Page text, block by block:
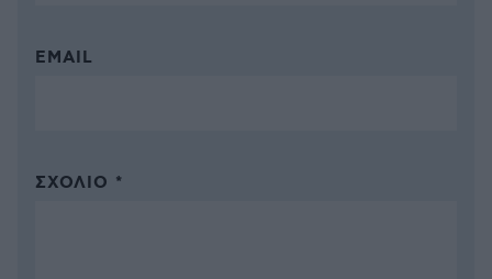
EMAIL
ΣΧΌΛΙΟ *